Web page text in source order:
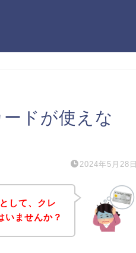
ドが使えな
2024年5月28日
して、クレ
いませんか？